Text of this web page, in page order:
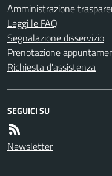
Amministrazione
Leggi le FAQ
Segnalazione disservizio
Prenotazione
Richiesta d'assistenza
SEGUICI SU
Newsletter